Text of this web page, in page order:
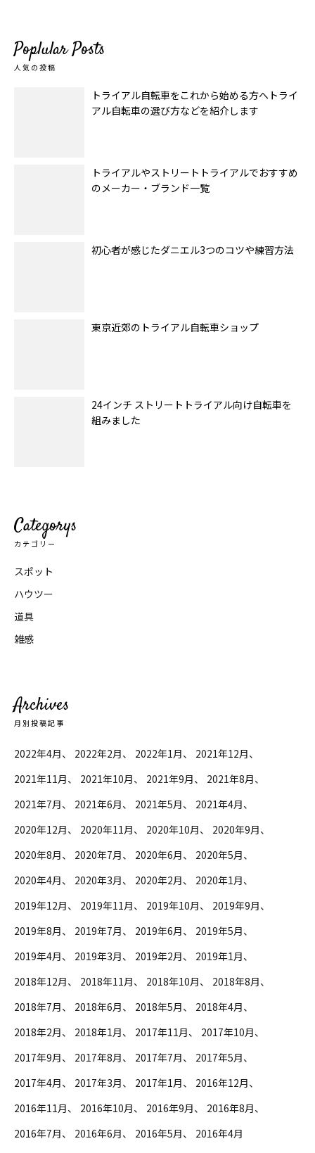
Poplular Posts
人気の投稿
トライアル自転車をこれから始める方へトライ
アル自転車の選び方などを紹介します
トライアルやストリートトライアルでおすすめ
のメーカー・ブランド一覧
初心者が感じたダニエル3つのコツや練習方法
東京近郊のトライアル自転車ショップ
24インチ ストリートトライアル向け自転車を
組みました
Categorys
カテゴリー
スポット
ハウツー
道具
雑感
Archives
月別投稿記事
2022年4月 2022年2月 2022年1月
2021年12月
2021年11月
2021年10月 2021年9月
2021年8月
2021年7月
2021年6月 2021年5月
2021年4月
2020年12月
2020年11月 2020年10月
2020年9月
2020年8月
2020年7月 2020年6月
2020年5月
2020年4月
2020年3月 2020年2月
2020年1月
2019年12月
2019年11月 2019年10月
2019年9月
2019年8月
2019年7月 2019年6月
2019年5月
2019年4月
2019年3月 2019年2月
2019年1月
2018年12月
2018年11月 2018年10月
2018年8月
2018年7月
2018年6月 2018年5月
2018年4月
2018年2月
2018年1月 2017年11月
2017年10月
2017年9月
2017年8月 2017年7月
2017年5月
2017年4月
2017年3月 2017年1月
2016年12月
2016年11月
2016年10月 2016年9月
2016年8月
2016年7月
2016年6月 2016年5月 2016年4月